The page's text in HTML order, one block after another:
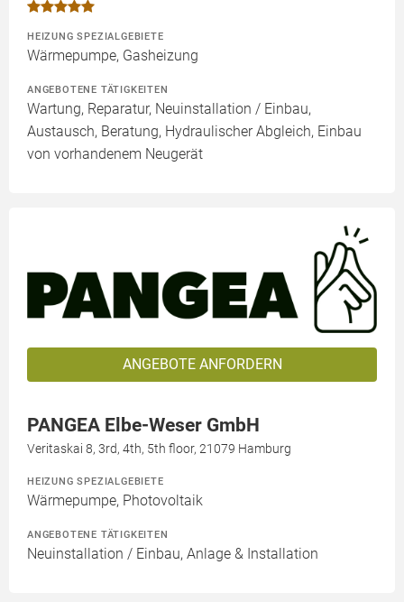
HEIZUNG SPEZIALGEBIETE
Wärmepumpe, Gasheizung
ANGEBOTENE TÄTIGKEITEN
Wartung, Reparatur, Neuinstallation / Einbau,
Austausch, Beratung, Hydraulischer Abgleich, Einbau
von vorhandenem Neugerät
ANGEBOTE ANFORDERN
PANGEA Elbe-Weser GmbH
Veritaskai 8, 3rd, 4th, 5th floor, 21079 Hamburg
HEIZUNG SPEZIALGEBIETE
Wärmepumpe, Photovoltaik
ANGEBOTENE TÄTIGKEITEN
Neuinstallation / Einbau, Anlage & Installation